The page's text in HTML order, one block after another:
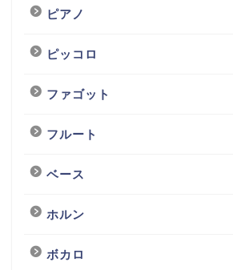
ピアノ
ピッコロ
ファゴット
フルート
ベース
ホルン
ボカロ